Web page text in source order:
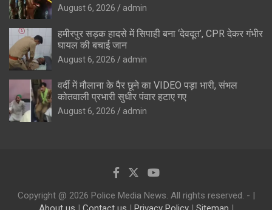
August 6, 2026 admin
हमीरपुर सड़क हादसे में सिपाही बना ‘देवदूत’, CPR देकर गंभीर
घायल की बचाई जान
August 6, 2026 admin
वर्दी में मौलाना के पैर छूने का VIDEO पड़ा भारी, संभल
कोतवाली प्रभारी सुधीर पंवार हटाए गए
August 6, 2026 admin
Copyright @ 2026 Police Media News. All rights reserved. - |